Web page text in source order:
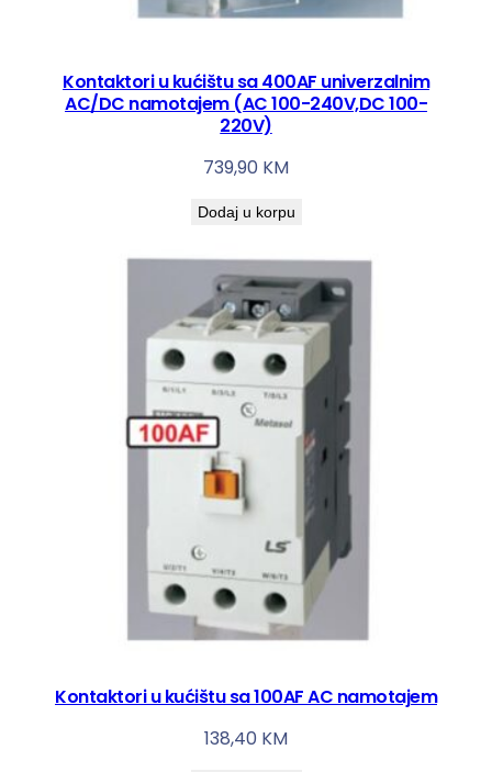
Kontaktori u kućištu sa 400AF univerzalnim
AC/DC namotajem (AC 100-240V,DC 100-
220V)
739,90 KM
Dodaj u korpu
Kontaktori u kućištu sa 100AF AC namotajem
138,40 KM